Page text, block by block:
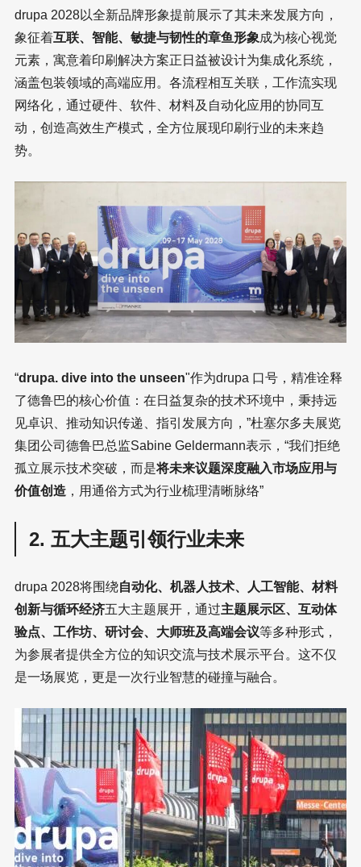
drupa 2028以全新品牌形象提前展示了其未来发展方向，
象征着互联、智能、敏捷与韧性的章鱼形象成为核心视觉
元素，寓意着印刷解决方案正日益被设计为集成化系统，
涵盖包装领域的高端应用。各流程相互关联，工作流实现
网络化，通过硬件、软件、材料及自动化应用的协同互
动，创造高效生产模式，全方位展现印刷行业的未来趋
势。
“drupa. dive into the unseen"作为drupa 口号，精准诠释
了德鲁巴的核心价值：在日益复杂的技术环境中，秉持远
见卓识、推动知识传递、指引发展方向，”杜塞尔多夫展览
集团公司德鲁巴总监Sabine Geldermann表示，“我们拒绝
孤立展示技术突破，而是将未来议题深度融入市场应用与
价值创造 ，用通俗方式为行业梳理清晰脉络”
2. 五大主题引领行业未来
drupa 2028将围绕自动化、机器人技术、人工智能、材料
创新与循环经济五大主题展开，通过主题展示区、互动体
验点、工作坊、研讨会、大师班及高端会议等多种形式，
为参展者提供全方位的知识交流与技术展示平台。这不仅
是一场展览，更是一次行业智慧的碰撞与融合。